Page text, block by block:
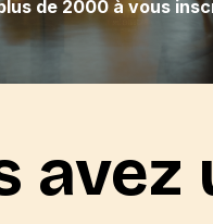
de 2000 à vous
avez